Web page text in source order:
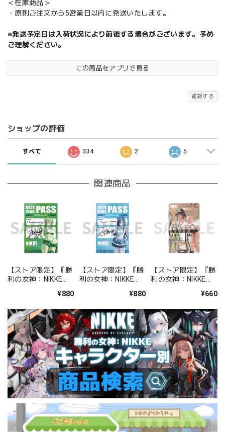
＜在庫商品＞
・原則ご注文から5営業日以内に発送いたします。
※発送予定日は入荷状況により前後する場合がございます。予め
ご理解ください。
この商品をアプリで見る
通報する
ショップの評価
すべて 334 2 5
関連商品
【ストア限定】『勝
利の女神：NIKKE』
風ステッカーセット
¥880
【ストア限定】『勝
利の女神：NIKKE』
風ステッカーセット
¥880
【ストア限定】『勝
利の女神：NIKKE』
ステッカー ミルク¥660